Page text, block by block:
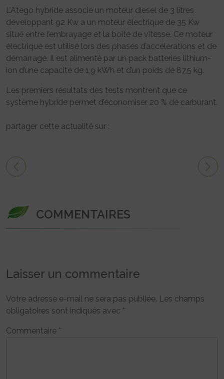
L’Atego hybride associe un moteur diesel de 3 litres
développant 92 Kw a un moteur électrique de 35 Kw
situé entre l’embrayage et la boite de vitesse. Ce moteur
électrique est utilisé lors des phases d’accélerations et de
démarrage. Il est alimenté par un pack batteries lithium-
ion d’une capacité de 1,9 kWh et d’un poids de 87,5 kg.
Les premiers résultats des tests montrent que ce
système hybride permet d’économiser 20 % de carburant.
partager cette actualité sur :
COMMENTAIRES
Laisser un commentaire
Votre adresse e-mail ne sera pas publiée. Les champs
obligatoires sont indiqués avec *
Commentaire *